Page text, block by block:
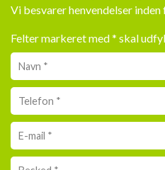
Vi besvarer henvendelser
Felter markeret med * skal
Personlig
info